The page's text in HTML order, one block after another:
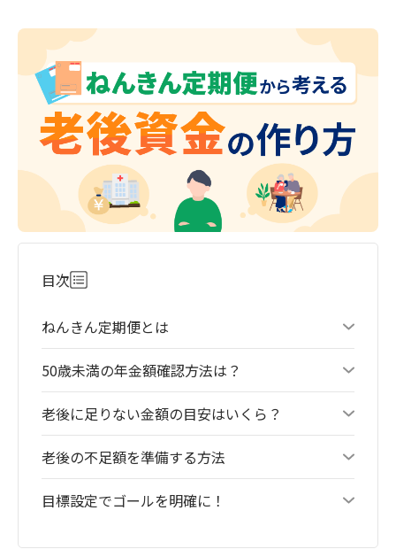
目次
ねんきん定期便とは
50歳未満の年金額確認方法は？
老後に足りない金額の目安はいくら？
老後の不足額を準備する方法
目標設定でゴールを明確に！